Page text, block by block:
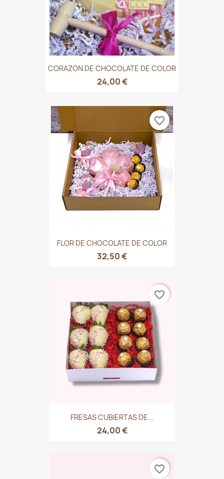
CORAZON DE CHOCOLATE DE COLOR
24,00 €
FLOR DE CHOCOLATE DE COLOR
32,50 €
favorite_border
FRESAS CUBIERTAS DE...
24,00 €
favorite_border
favorite_border